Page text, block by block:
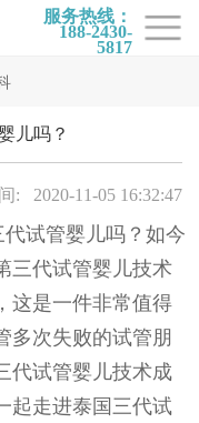
服务热线：
188-2430-
5817
儿吗？
: 2020-11-05 16:32:47
代试管婴儿吗？如今
三代试管婴儿技术
这是一件非常值得
多次失败的试管朋
代试管婴儿技术成
起走进泰国三代试